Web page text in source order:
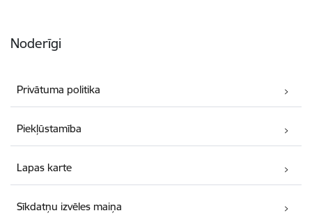
Noderīgi
Privātuma politika
Piekļūstamība
Lapas karte
Sīkdatņu izvēles maiņa